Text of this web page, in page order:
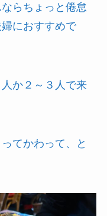
らちょっと倦怠
におすすめで
か２～３人で来
てかわって、と